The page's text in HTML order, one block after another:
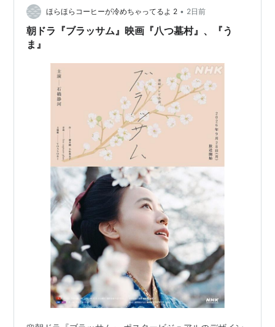
ほらほらコーヒーが冷めちゃってるよ 2 • 2日前
朝ドラ『ブラッサム』映画『八つ墓村』、『う
ま』